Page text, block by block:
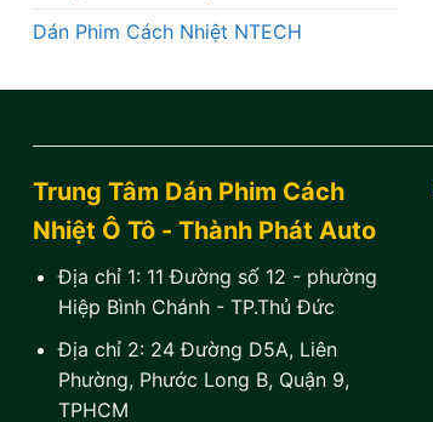
Dán Phim Cách Nhiệt NTECH
Trung Tâm Dán Phim Cách
Nhiệt Ô Tô - Thành Phát Auto
Địa chỉ 1: 11 Đường số 12 - phường
Hiệp Bình Chánh - TP.Thủ Đức
Địa chỉ 2: 24 Đường D5A, Liên
Phường, Phước Long B, Quận 9,
TPHCM